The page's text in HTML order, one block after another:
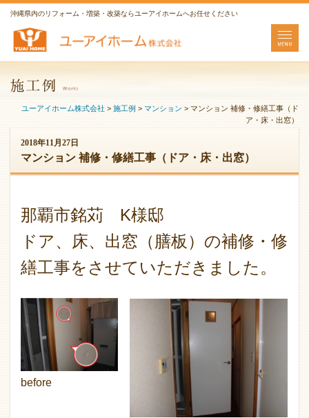
沖縄県内のリフォーム・増築・改築ならユーアイホームへお任せください
ユーアイホーム株式会社 > 施工例 > マンション > マンション 補修・修繕工事（ド
ア・床・出窓）
2018年11月27日
マンション 補修・修繕工事（ドア・床・出窓）
那覇市銘苅 K様邸
ドア、床、出窓（膳板）の補修・修
繕工事をさせていただきました。
before